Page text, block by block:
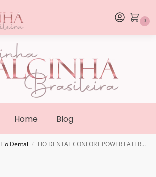
0
Home Blog
Fio Dental / FIO DENTAL CONFORT POWER LATERAL LARGA